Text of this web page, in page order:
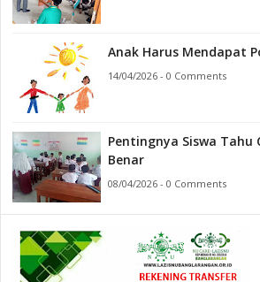
Anak Harus Mendapat
14/04/2026 - 0 Comments
Pentingnya Siswa Tahu
Benar
08/04/2026 - 0 Comments